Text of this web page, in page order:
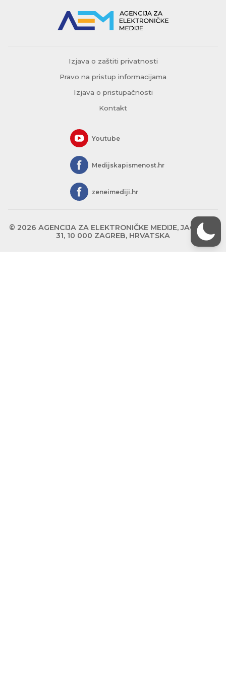
Izjava o zaštiti privatnosti
Pravo na pristup informacijama
Izjava o pristupačnosti
Kontakt
Youtube
Medijskapismenost.hr
zeneimediji.hr
© 2026 AGENCIJA ZA ELEKTRONIČKE MEDIJE, JAGIĆEVA
31, 10 000 ZAGREB, HRVATSKA